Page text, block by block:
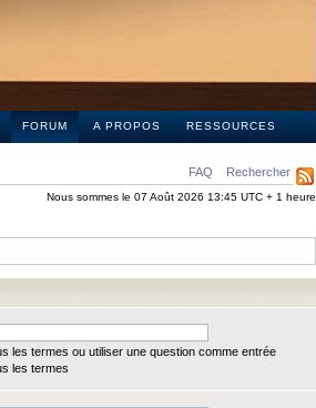
FORUM A PROPOS RESSOURCES
FAQ Rechercher
Nous sommes le 07 Août 2026 13:45 UTC + 1 heure
les termes ou utiliser une question comme entrée
les termes